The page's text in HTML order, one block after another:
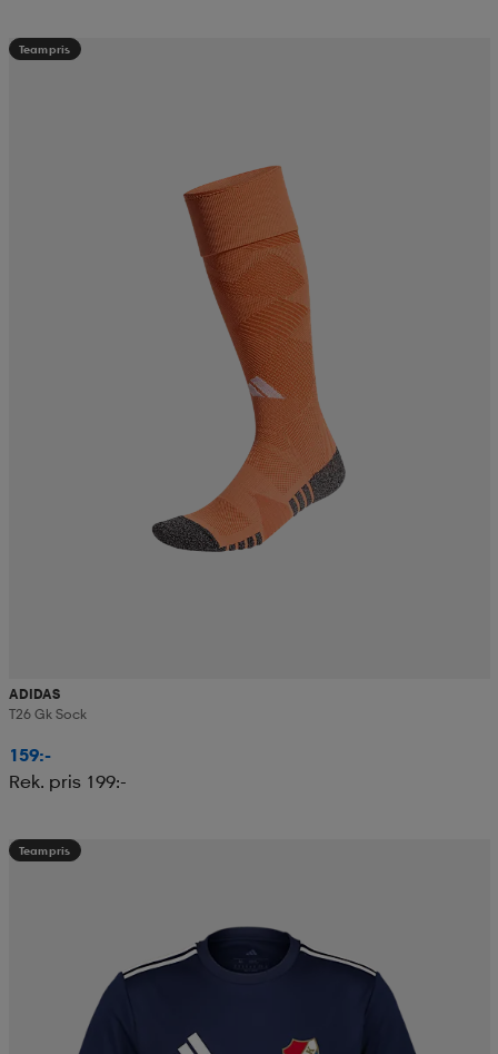
Teampris
ADIDAS
T26 Gk Sock
159:-
Rek. pris 199:-
Teampris